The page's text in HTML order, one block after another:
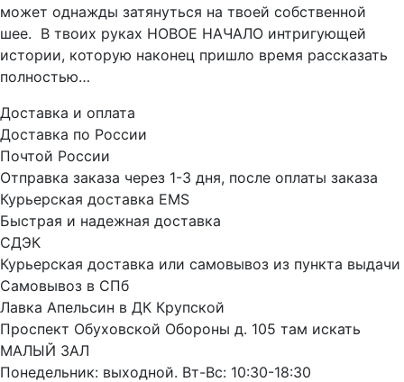
может однажды затянуться на твоей собственной
шее. В твоих руках НОВОЕ НАЧАЛО интригующей
истории, которую наконец пришло время рассказать
полностью…
Доставка и оплата
Доставка по России
Почтой России
Отправка заказа через 1-3 дня, после оплаты заказа
Курьерская доставка EMS
Быстрая и надежная доставка
СДЭК
Курьерская доставка или самовывоз из пункта выдачи
Самовывоз в СПб
Лавка Апельсин в ДК Крупской
Проспект Обуховской Обороны д. 105 там искать
МАЛЫЙ ЗАЛ
Понедельник: выходной. Вт-Вс: 10:30-18:30